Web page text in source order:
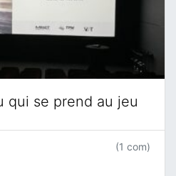
qui se prend au jeu
(1 com)